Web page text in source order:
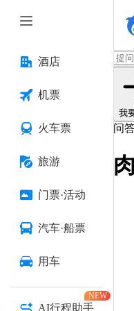
酒店
机票
火车票
旅游
门票·活动
汽车·船票
用车
AI行程助手
NEW
我
问